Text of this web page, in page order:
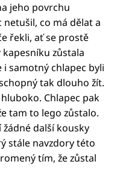
jeho povrchu
netušil, co má dělat a
řekli, ať se prostě
zůstala
i samotný chlapec byli
tak dlouho žít.
Chlapec pak
tam to lego zůstalo.
další kousky
stále navzdory této
tím, že zůstal